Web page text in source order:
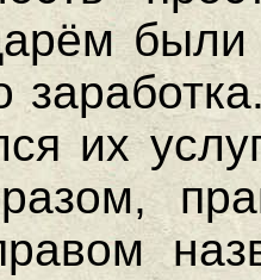
были
их